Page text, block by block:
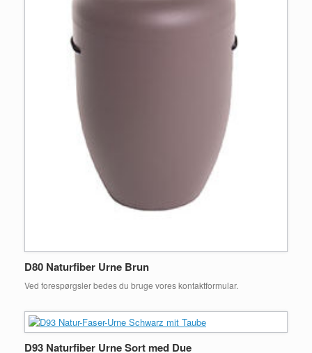
D80 Naturfiber Urne Brun
Ved forespørgsler bedes du bruge vores kontaktformular.
D93 Naturfiber Urne Sort med Due